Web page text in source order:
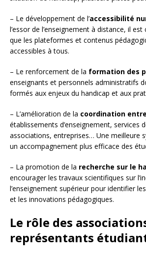
– Le développement de l’accessibilité
l’essor de l’enseignement à distance, il
que les plateformes et contenus
accessibles à tous.
– Le renforcement de la formation des
enseignants et personnels administratifs
formés aux enjeux du handicap et aux
– L’amélioration de la coordination
établissements d’enseignement, services
associations, entreprises… Une meilleure
un accompagnement plus efficace des
– La promotion de la recherche sur le
encourager les travaux scientifiques sur
l’enseignement supérieur pour identifier
et les innovations pédagogiques.
Le rôle des
représentants